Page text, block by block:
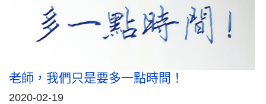
老師，我們只是要多一點時間！
2020-02-19